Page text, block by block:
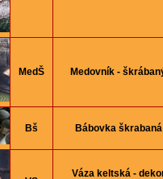
MedŠ Medovník -
Bš Bábovka škrabaná
Váza keltská -